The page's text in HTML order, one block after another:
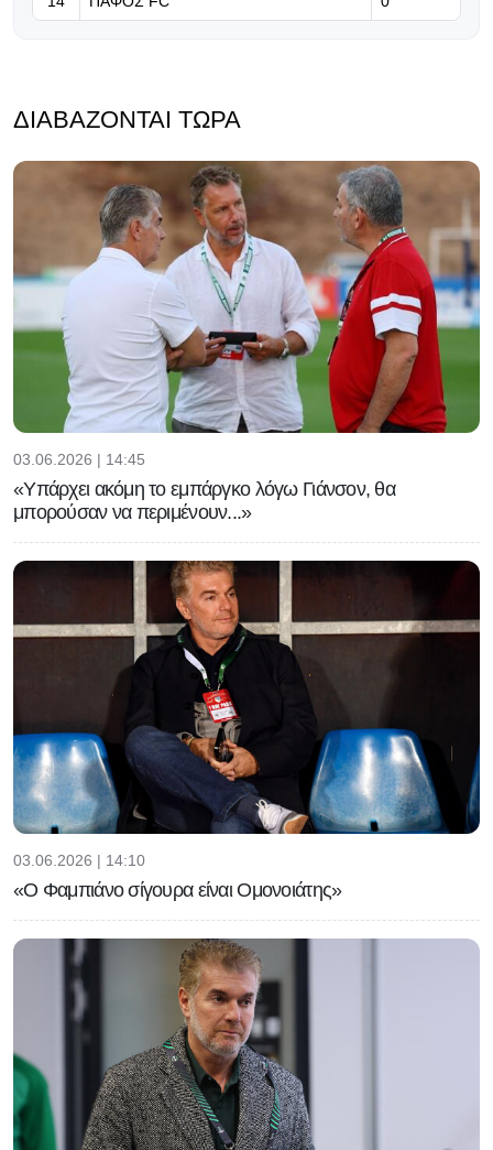
ΔΙΑΒΆΖΟΝΤΑΙ ΤΏΡΑ
03.06.2026 | 14:45
«Υπάρχει ακόμη το εμπάργκο λόγω Γιάνσον, θα
μπορούσαν να περιμένουν...»
03.06.2026 | 14:10
«Ο Φαμπιάνο σίγουρα είναι Ομονοιάτης»